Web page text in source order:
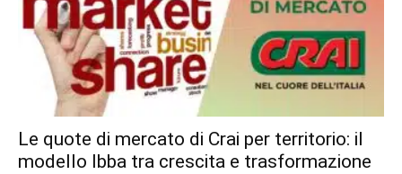
Le quote di mercato di Crai per territorio: il
modello Ibba tra crescita e trasformazione